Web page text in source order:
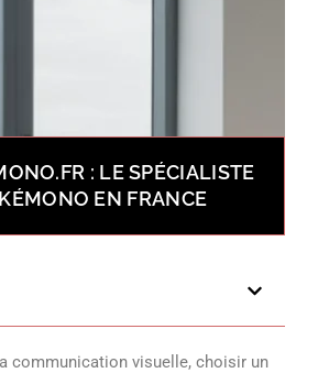
: LE SPÉCIALISTE
EN FRANCE
communication visuelle, choisir un